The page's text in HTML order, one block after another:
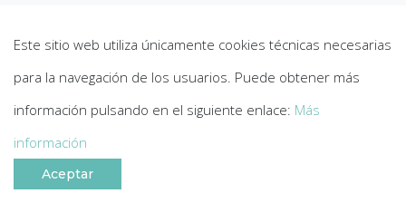
Este sitio web utiliza únicamente cookies técnicas necesarias
para la navegación de los usuarios. Puede obtener más
información pulsando en el siguiente enlace: Más
información
Aceptar